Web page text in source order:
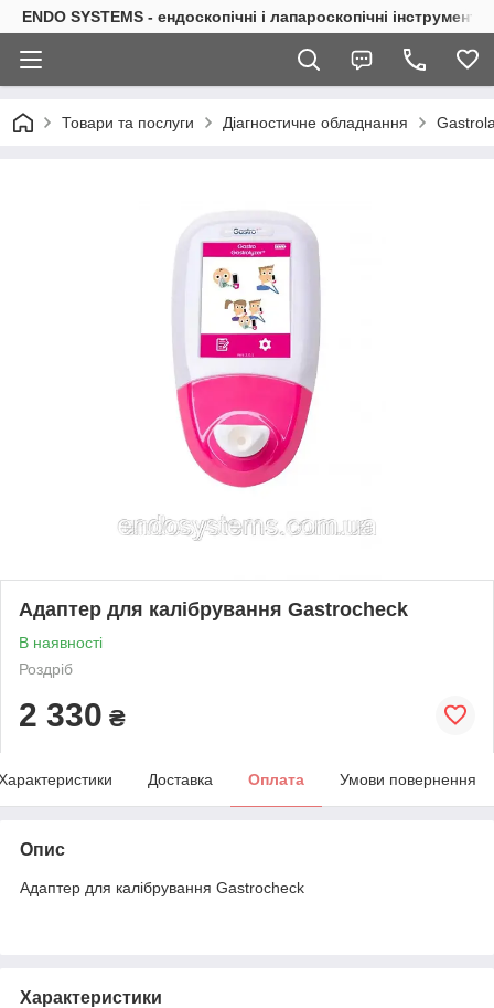
ENDO SYSTEMS - ендоскопічні і лапароскопічні інструменти
Товари та послуги Діагностичне обладнання
Адаптер для калібрування Gastrocheck
В наявності
Роздріб
2 330 ₴
Доставка Оплата Умови повернення
Опис
Адаптер для калібрування Gastrocheck
Характеристики